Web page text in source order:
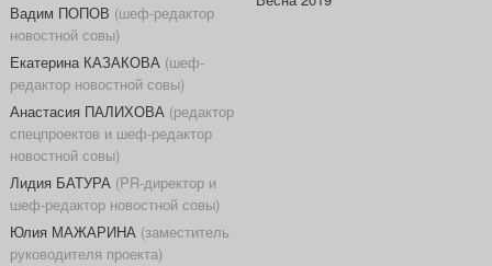
Вадим ПОПОВ (шеф-редактор
новостной совы)
Екатерина КАЗАКОВА(шеф-
редактор новостной совы)
Анастасия ПАЛИХОВА(редактор
спецпроектов и шеф-редактор
новостной совы)
Лидия БАТУРА(PR-директор и
шеф-редактор новостной совы)
Юлия МАЖАРИНА(заместитель
руководителя проекта)